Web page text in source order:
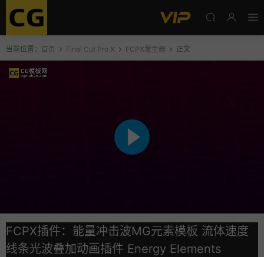
当前位置： 首页 Final Cut Pro X FCPX发生器 正文
FCPX插件：能量冲击波MG元素模板 流体速度
线条光波叠加动画插件 Energy Elements